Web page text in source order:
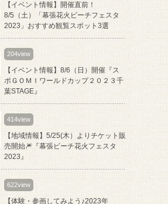
【イベント情報】開催直前！
8/5（土）「幕張花火ビーチフェスタ
2023」おすすめ観覧スポット3選
204view
【イベント情報】8/6（日）開催『ス
ポＧＯＭＩワールドカップ２０２３千
葉STAGE』
414view
【地域情報】5/25(木）よりチケット販
売開始🎆『幕張ビーチ花火フェスタ
2023』
622view
【体験・参画してみよう♪2023年